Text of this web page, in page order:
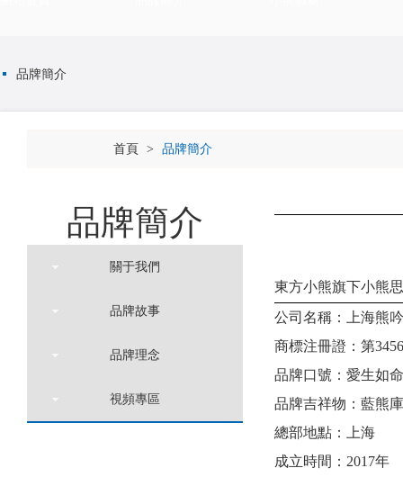
品牌簡介
首頁 > 品牌簡介
品牌簡介
關于我們
品牌故事
品牌理念
視頻專區
東方小熊旗下小熊
公司名稱：上海熊
商標注冊證：第
品牌口號：愛生如
品牌吉祥物：藍熊
總部地點：上海
成立時間： 2017年